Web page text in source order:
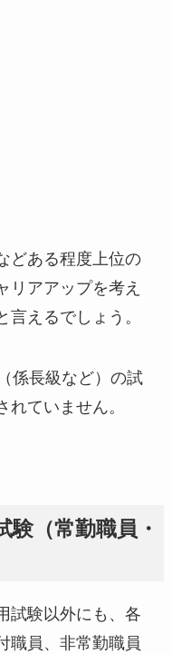
どある程度上位の
リアアップを考え
えるでしょう。
係長級など）の試
ていません。
験（常勤職員・
試験以外にも、各
職員、非常勤職員